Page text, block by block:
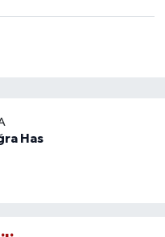
Has